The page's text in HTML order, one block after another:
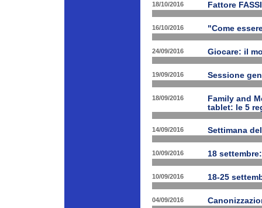
18/10/2016 Fattore FASSI
16/10/2016 "Come
24/09/2016 Giocare: il
19/09/2016 Sessione
18/09/2016
Family and
tablet: le 5
14/09/2016 Settimana
10/09/2016 18
10/09/2016 18-25
04/09/2016